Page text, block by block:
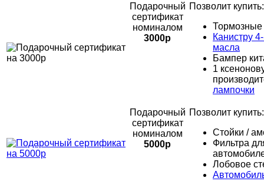
Подарочный
сертификат
номиналом
3000р
Позволит купить:
Тормозные
Канистру
масла
Бампер
1
лампочки
Подарочный
сертификат
номиналом
5000р
Позволит купить:
Стойки /
Фильтра
Лобовое